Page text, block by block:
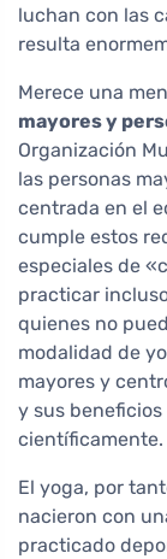
luchan con las
resulta
Merece una
mayores y
Organización
las personas
centrada en el
cumple estos
especiales de
practicar
quienes no
modalidad de
mayores y
y sus
científicamente.
El yoga, por
nacieron con
practicado